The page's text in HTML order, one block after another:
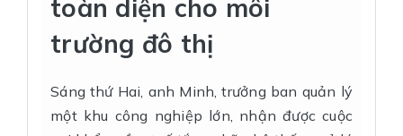
toàn diện cho môi
trường đô thị
Sáng thứ Hai, anh Minh, trưởng ban quản lý
một khu công nghiệp lớn, nhận được cuộc